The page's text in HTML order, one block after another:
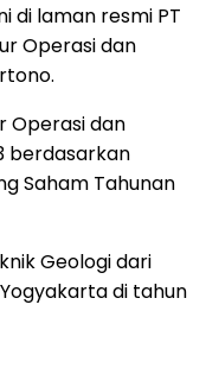
di laman resmi PT
Operasi dan
Operasi dan
berdasarkan
Saham Tahunan
Geologi dari
di tahun